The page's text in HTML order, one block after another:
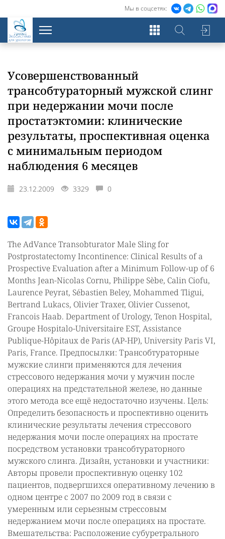
Мы в соцсетях:
Экосистема
для урологов
Усовершенствованный
трансобтураторный мужской слинг
при недержании мочи после
простатэктомии: клинические
результаты, проспективная оценка
с минимальным периодом
наблюдения 6 месяцев
23.12.2009 3329 0
The AdVance Transobturator Male Sling for
Postprostatectomy Incontinence: Clinical Results of a
Prospective Evaluation after a Minimum Follow-up of 6
Months Jean-Nicolas Cornu, Philippe Sèbe, Calin Ciofu,
Laurence Peyrat, Sébastien Beley, Mohammed Tligui,
Bertrand Lukacs, Olivier Traxer, Olivier Cussenot,
Francois Haab. Department of Urology, Tenon Hospital,
Groupe Hospitalo-Universitaire EST, Assistance
Publique-Hôpitaux de Paris (AP-HP), University Paris VI,
Paris, France. Предпосылки: Трансобтураторные
мужские слинги применяются для лечения
стрессового недержания мочи у мужчин после
операциях на предстательной железе, но данные
этого метода все ещё недостаточно изучены. Цель:
Определить безопасность и проспективно оценить
клинические результаты лечения стрессового
недержания мочи после операциях на простате
посредством установки трансобтураторного
мужского слинга. Дизайн, установки и участники:
Авторы провели проспективную оценку 102
пациентов, подвергшихся оперативному лечению в
одном центре с 2007 по 2009 год в связи с
умеренным или серьезным стрессовым
недержанием мочи после операциях на простате.
Вмешательства: Расположение субуретрального